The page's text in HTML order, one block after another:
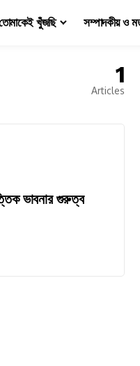
খুঁজছি সম্পাদকীয় ও
1
Articles
ভাবনার গুরুত্ব